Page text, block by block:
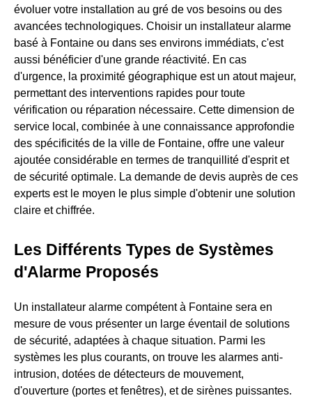
évoluer votre installation au gré de vos besoins ou des
avancées technologiques. Choisir un installateur alarme
basé à Fontaine ou dans ses environs immédiats, c'est
aussi bénéficier d'une grande réactivité. En cas
d'urgence, la proximité géographique est un atout majeur,
permettant des interventions rapides pour toute
vérification ou réparation nécessaire. Cette dimension de
service local, combinée à une connaissance approfondie
des spécificités de la ville de Fontaine, offre une valeur
ajoutée considérable en termes de tranquillité d'esprit et
de sécurité optimale. La demande de devis auprès de ces
experts est le moyen le plus simple d'obtenir une solution
claire et chiffrée.
Les Différents Types de Systèmes
d'Alarme Proposés
Un installateur alarme compétent à Fontaine sera en
mesure de vous présenter un large éventail de solutions
de sécurité, adaptées à chaque situation. Parmi les
systèmes les plus courants, on trouve les alarmes anti-
intrusion, dotées de détecteurs de mouvement,
d'ouverture (portes et fenêtres), et de sirènes puissantes.